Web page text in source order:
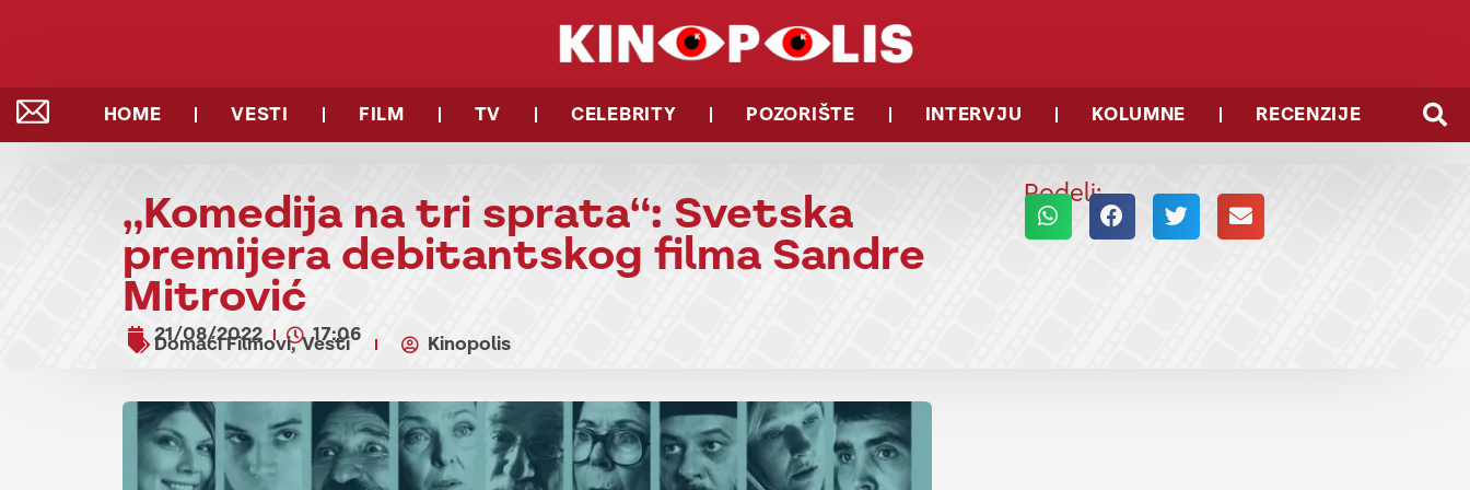
HOME VESTI FILM TV CELEBRITY POZORIŠTE INTERVJU KOLUMNE RECENZIJE
„Komedija na tri sprata“: Svetska
premijera debitantskog filma Sandre
Mitrović
21/08/2022 17:06
Domaći Filmovi,Vesti Kinopolis
Podeli: